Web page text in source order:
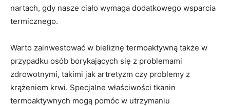
nartach, gdy nasze ​ciało wymaga dodatkowego wsparcia
termicznego.
Warto ⁣zainwestować w ‌bieliznę termoaktywną także w
przypadku osób borykających się⁢ z problemami
zdrowotnymi, takimi jak⁣ artretyzm czy problemy⁣ z
⁣krążeniem krwi. Specjalne właściwości tkanin‍
termoaktywnych mogą pomóc w⁤ utrzymaniu